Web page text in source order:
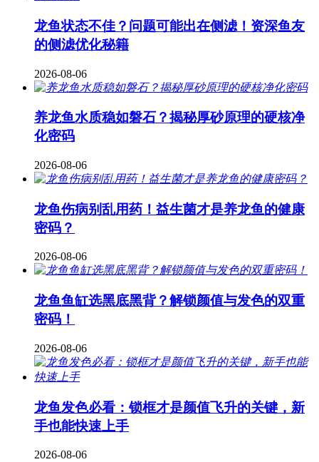
龙鱼状态不佳？问题可能出在侧滤！资深鱼友
的侧滤优化秘籍
2026-08-06
养龙鱼水质稳如磐石？揭秘厚砂原理的硬核净
化密码
2026-08-06
龙鱼伤病别乱用药！益生菌才是养龙鱼的健康
密码？
2026-08-06
龙鱼鱼缸选黑底黑背？解锁颜值与发色的双重
密码！
2026-08-06
龙鱼发色必看：锁框才是颜值飞升的关键，新
手也能快速上手
2026-08-06